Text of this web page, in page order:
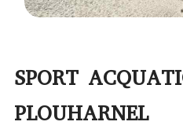
SPORT
PLOUHARNEL